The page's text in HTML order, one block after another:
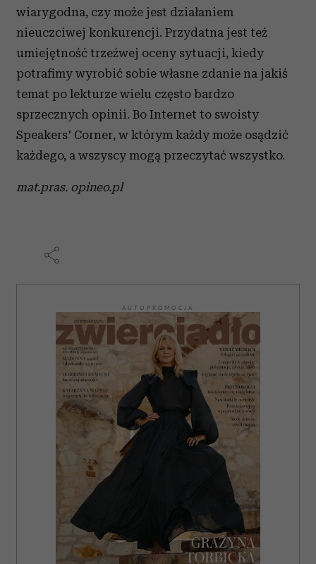
wiarygodna, czy może jest działaniem
nieuczciwej konkurencji. Przydatna jest też
umiejętność trzeźwej oceny sytuacji, kiedy
potrafimy wyrobić sobie własne zdanie na jakiś
temat po lekturze wielu często bardzo
sprzecznych opinii. Bo Internet to swoisty
Speakers' Corner, w którym każdy może osądzić
każdego, a wszyscy mogą przeczytać wszystko.
mat.pras. opineo.pl
AUTOPROMOCJA